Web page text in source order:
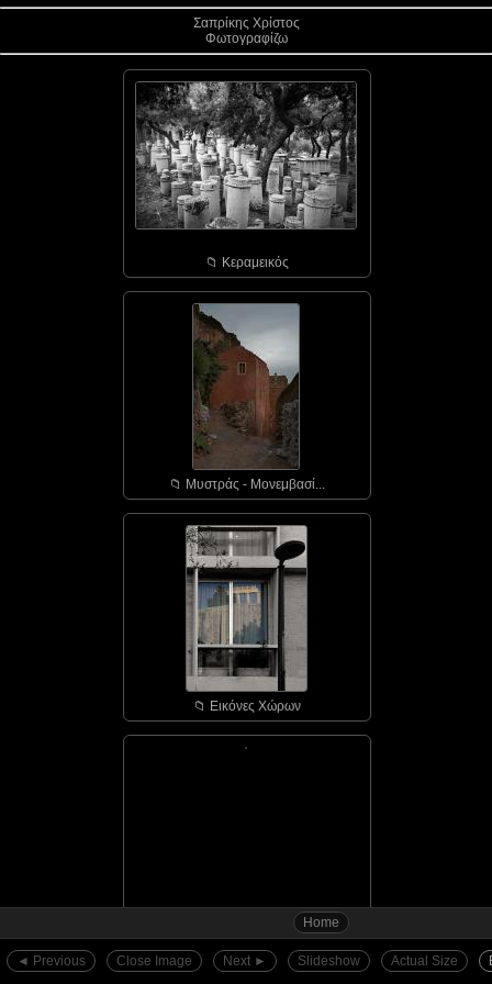
Home
◄︎ Previous Close Image Next ►︎ Slideshow Actual Size
Σαπρίκης Χρίστος
Φωτογραφίζω
📁︎ Κεραμεικός
📁︎ Μυστράς - Μονεμβασί...
📁︎ Εικόνες Χώρων
📁︎ Αγιάσος - οι πόρτε...